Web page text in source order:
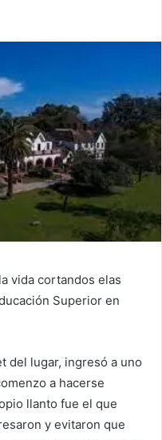
vida cortandos elas
Superior en
del lugar, ingresó a uno
a hacerse
llanto fue el que
y evitaron que